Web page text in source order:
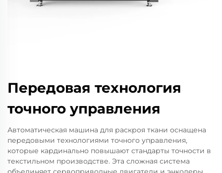
Передовая технология
точного управления
Автоматическая машина для раскроя ткани оснащена
передовыми технологиями точного управления,
которые кардинально повышают стандарты точности в
текстильном производстве. Эта сложная система